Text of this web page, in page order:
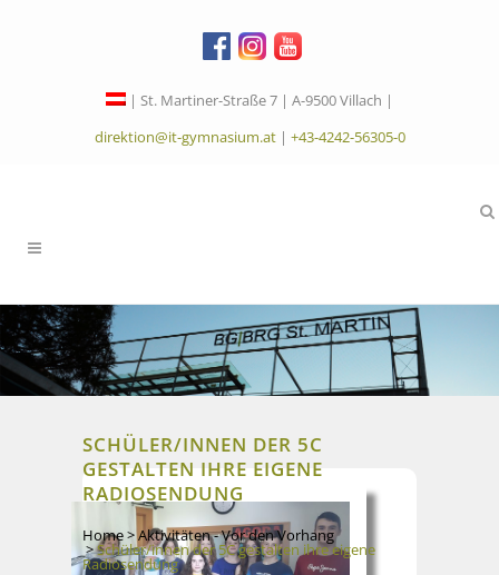
| St. Martiner-Straße 7 | A-9500 Villach |
direktion@it-gymnasium.at| +43-4242-56305-0
SCHÜLER/INNEN DER 5C
GESTALTEN IHRE EIGENE
RADIOSENDUNG
Home>Aktivitäten - Vor den Vorhang
>Schüler/innen der 5C gestalten ihre eigene
Radiosendung